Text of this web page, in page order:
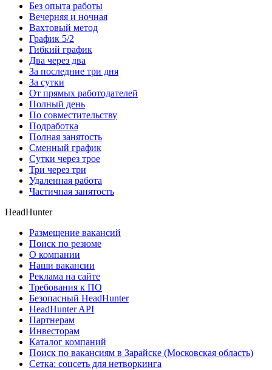
Без опыта работы
Вечерняя и ночная
Вахтовый метод
График 5/2
Гибкий график
Два через два
За последние три дня
За сутки
От прямых работодателей
Полный день
По совместительству
Подработка
Полная занятость
Сменный график
Сутки через трое
Три через три
Удаленная работа
Частичная занятость
HeadHunter
Размещение вакансий
Поиск по резюме
О компании
Наши вакансии
Реклама на сайте
Требования к ПО
Безопасный HeadHunter
HeadHunter API
Партнерам
Инвесторам
Каталог компаний
Поиск по вакансиям в Зарайске (Московская область)
Сетка: соцсеть для нетворкинга